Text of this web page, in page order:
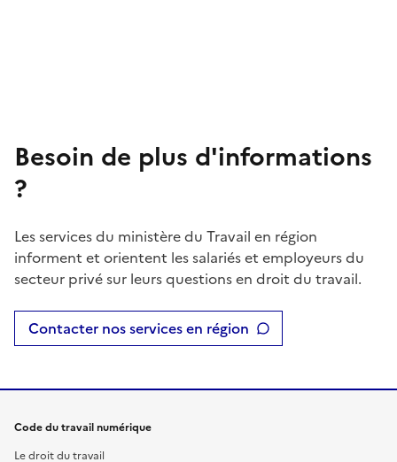
Besoin de plus d'informations
?
Les services du ministère du Travail en région
informent et orientent les salariés et employeurs du
secteur privé sur leurs questions en droit du travail.
Contacter nos services en région
Code du travail numérique
Le droit du travail